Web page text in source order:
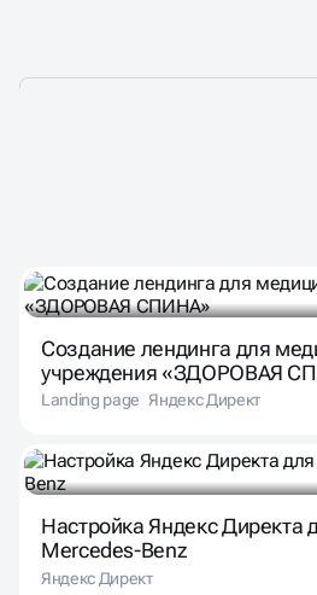
В РАЗЛИЧНЫХ
Создание лендинга для
учреждения «ЗДОРОВАЯ
Landing page Яндекс Директ
Настройка Яндекс Директа
Mercedes-Benz
Яндекс Директ